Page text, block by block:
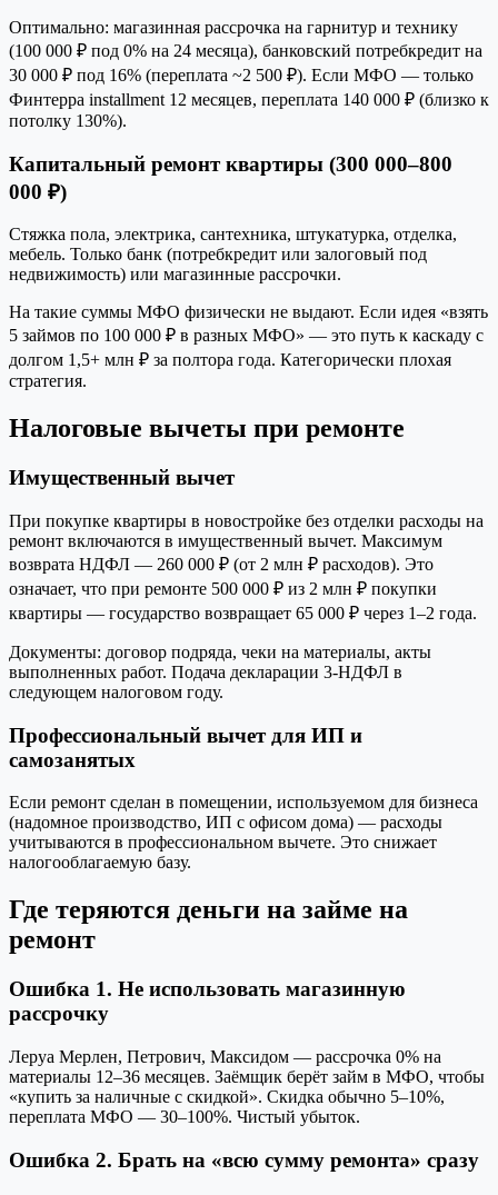
Оптимально: магазинная рассрочка на гарнитур и технику
(100 000 ₽ под 0% на 24 месяца), банковский потребкредит на
30 000 ₽ под 16% (переплата ~2 500 ₽). Если МФО — только
Финтерра installment 12 месяцев, переплата 140 000 ₽ (близко к
потолку 130%).
Капитальный ремонт квартиры (300 000–800
000 ₽)
Стяжка пола, электрика, сантехника, штукатурка, отделка,
мебель. Только банк (потребкредит или залоговый под
недвижимость) или магазинные рассрочки.
На такие суммы МФО физически не выдают. Если идея «взять
5 займов по 100 000 ₽ в разных МФО» — это путь к каскаду с
долгом 1,5+ млн ₽ за полтора года. Категорически плохая
стратегия.
Налоговые вычеты при ремонте
Имущественный вычет
При покупке квартиры в новостройке без отделки расходы на
ремонт включаются в имущественный вычет. Максимум
возврата НДФЛ — 260 000 ₽ (от 2 млн ₽ расходов). Это
означает, что при ремонте 500 000 ₽ из 2 млн ₽ покупки
квартиры — государство возвращает 65 000 ₽ через 1–2 года.
Документы: договор подряда, чеки на материалы, акты
выполненных работ. Подача декларации 3-НДФЛ в
следующем налоговом году.
Профессиональный вычет для ИП и
самозанятых
Если ремонт сделан в помещении, используемом для бизнеса
(надомное производство, ИП с офисом дома) — расходы
учитываются в профессиональном вычете. Это снижает
налогооблагаемую базу.
Где теряются деньги на займе на
ремонт
Ошибка 1. Не использовать магазинную
рассрочку
Леруа Мерлен, Петрович, Максидом — рассрочка 0% на
материалы 12–36 месяцев. Заёмщик берёт займ в МФО, чтобы
«купить за наличные с скидкой». Скидка обычно 5–10%,
переплата МФО — 30–100%. Чистый убыток.
Ошибка 2. Брать на «всю сумму ремонта» сразу